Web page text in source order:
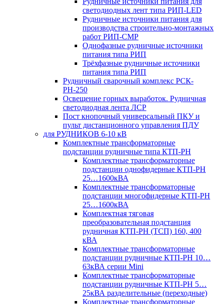
светодиодных лент типа РИП-LED
Рудничные источники питания для
производства строительно-монтажных
работ РИП-СМР
Однофазные рудничные источники
питания типа РИП
Трёхфазные рудничные источники
питания типа РИП
Рудничный сварочный комплекс РСК-
РН-250
Освещение горных выработок. Рудничная
светодиодная лента ЛСР
Пост кнопочный универсальный ПКУ и
пульт дистанционного управления ПДУ
для РУДНИКОВ 6-10 кВ
Комплектные трансформаторные
подстанции рудничные типа КТП-РН
Комплектные трансформаторные
подстанции однофидерные КТП-РН
25…1600кВА
Комплектные трансформаторные
подстанции многофидерные КТП-РН
25…1600кВА
Комплектная тяговая
преобразовательная подстанция
рудничная КТП-РН (ТСП) 160, 400
кВА
Комплектные трансформаторные
подстанции рудничные КТП-РН 10…
63кВА серии Mini
Комплектные трансформаторные
подстанции рудничные КТП-РН 5…
25кВА разделительные (переходные)
Комплектные трансформаторные